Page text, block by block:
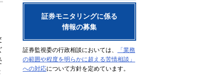
証券モニタリングに係る
情報の募集
証券監視委の行政相談においては、
「業務
の範囲や程度を明らかに超える苦情相談」
への対応について方針を定めています。